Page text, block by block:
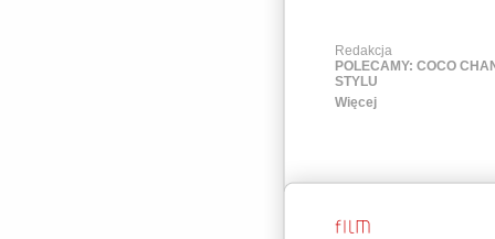
Redakcja
POLECAMY: COCO
STYLU
Więcej